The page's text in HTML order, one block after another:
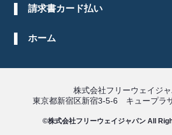
請求書カード払い
ホーム
株式会社フリーウェイジ
東京都新宿区新宿3-5-6 キュープラ
©株式会社フリーウェイジャパン All